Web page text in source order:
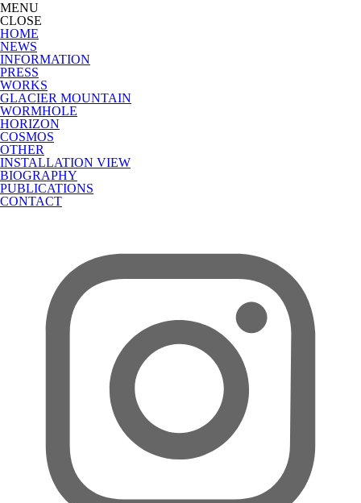
MENU
CLOSE
HOME
NEWS
INFORMATION
PRESS
WORKS
GLACIER MOUNTAIN
WORMHOLE
HORIZON
COSMOS
OTHER
INSTALLATION VIEW
BIOGRAPHY
PUBLICATIONS
CONTACT